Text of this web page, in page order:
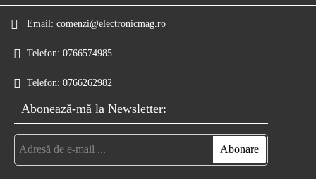
Email: comenzi@electronicmag.ro
Telefon: 0766574985
Telefon: 0766262982
Abonează-mă la Newsletter: